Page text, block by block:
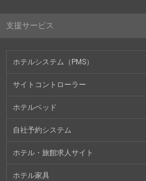
支援サービス
ホテルシステム（PMS）
サイトコントローラー
ホテルベッド
自社予約システム
ホテル・旅館求人サイト
ホテル家具